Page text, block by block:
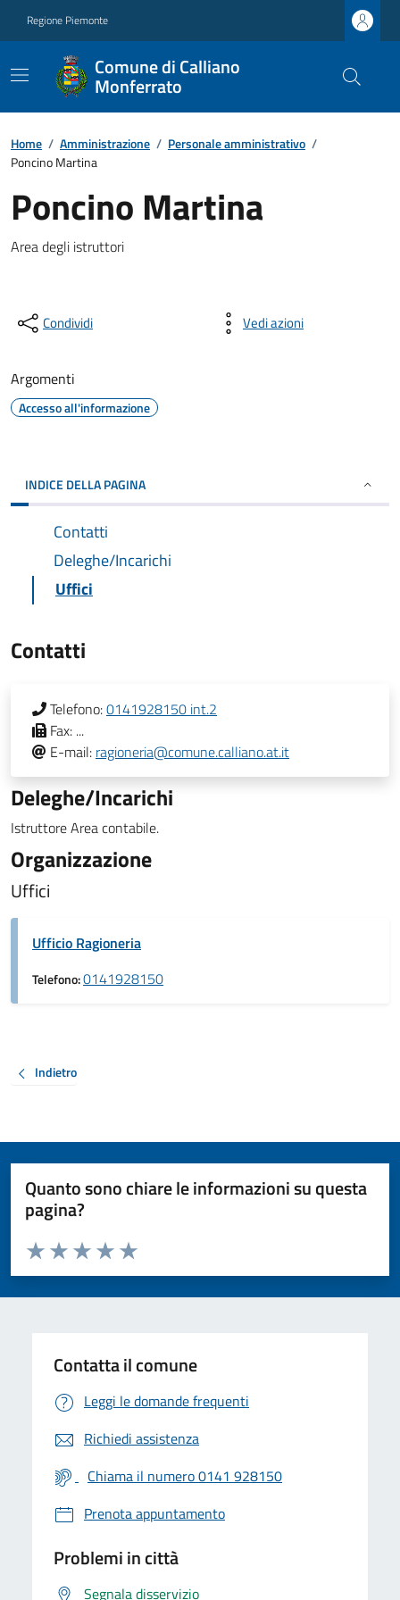
Regione Piemonte
Comune di Calliano
Monferrato
Home / Amministrazione / Personale amministrativo /
Poncino Martina
Poncino Martina
Area degli istruttori
Condividi Vedi azioni
Argomenti
Accesso all'informazione
INDICE DELLA PAGINA
Contatti
Deleghe/Incarichi
Uffici
Contatti
Telefono:0141928150 int.2
Fax: ...
E-mail: ragioneria@comune.calliano.at.it
Deleghe/Incarichi
Istruttore Area contabile.
Organizzazione
Uffici
Ufficio Ragioneria
Telefono:0141928150
Indietro
Quanto sono chiare le informazioni su questa
pagina?
Valuta da 1 a 5 stelle la pagina
Valuta 5 stelle su 5
Valuta 4 stelle su 5
Valuta 3 stelle su 5
Valuta 2 stelle su 5
Valuta 1 stelle su 5
Contatta il comune
Leggi le domande frequenti
Richiedi assistenza
Chiama il numero 0141 928150
Prenota appuntamento
Problemi in città
Segnala disservizio